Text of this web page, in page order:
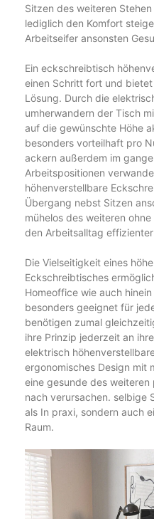
Sitzen des weiteren
lediglich den Komfort
Arbeitseifer ansonsten
Ein eckschreibtisch
einen Schritt fort und
Lösung. Durch die
umherwandern der Tisch
auf die gewünschte Höhe
besonders vorteilhaft pro
ackern außerdem im
Arbeitspositionen
höhenverstellbare
Übergang nebst Sitzen
mühelos des weiteren
den Arbeitsalltag
Die Vielseitigkeit eines
Eckschreibtisches
Homeoffice wie auch
besonders geeignet für
benötigen zumal
ihre Prinzip jederzeit an
elektrisch
ergonomisches Design mit
eine gesunde des
nach verursachen. selbige
als In praxi, sondern auch
Raum.